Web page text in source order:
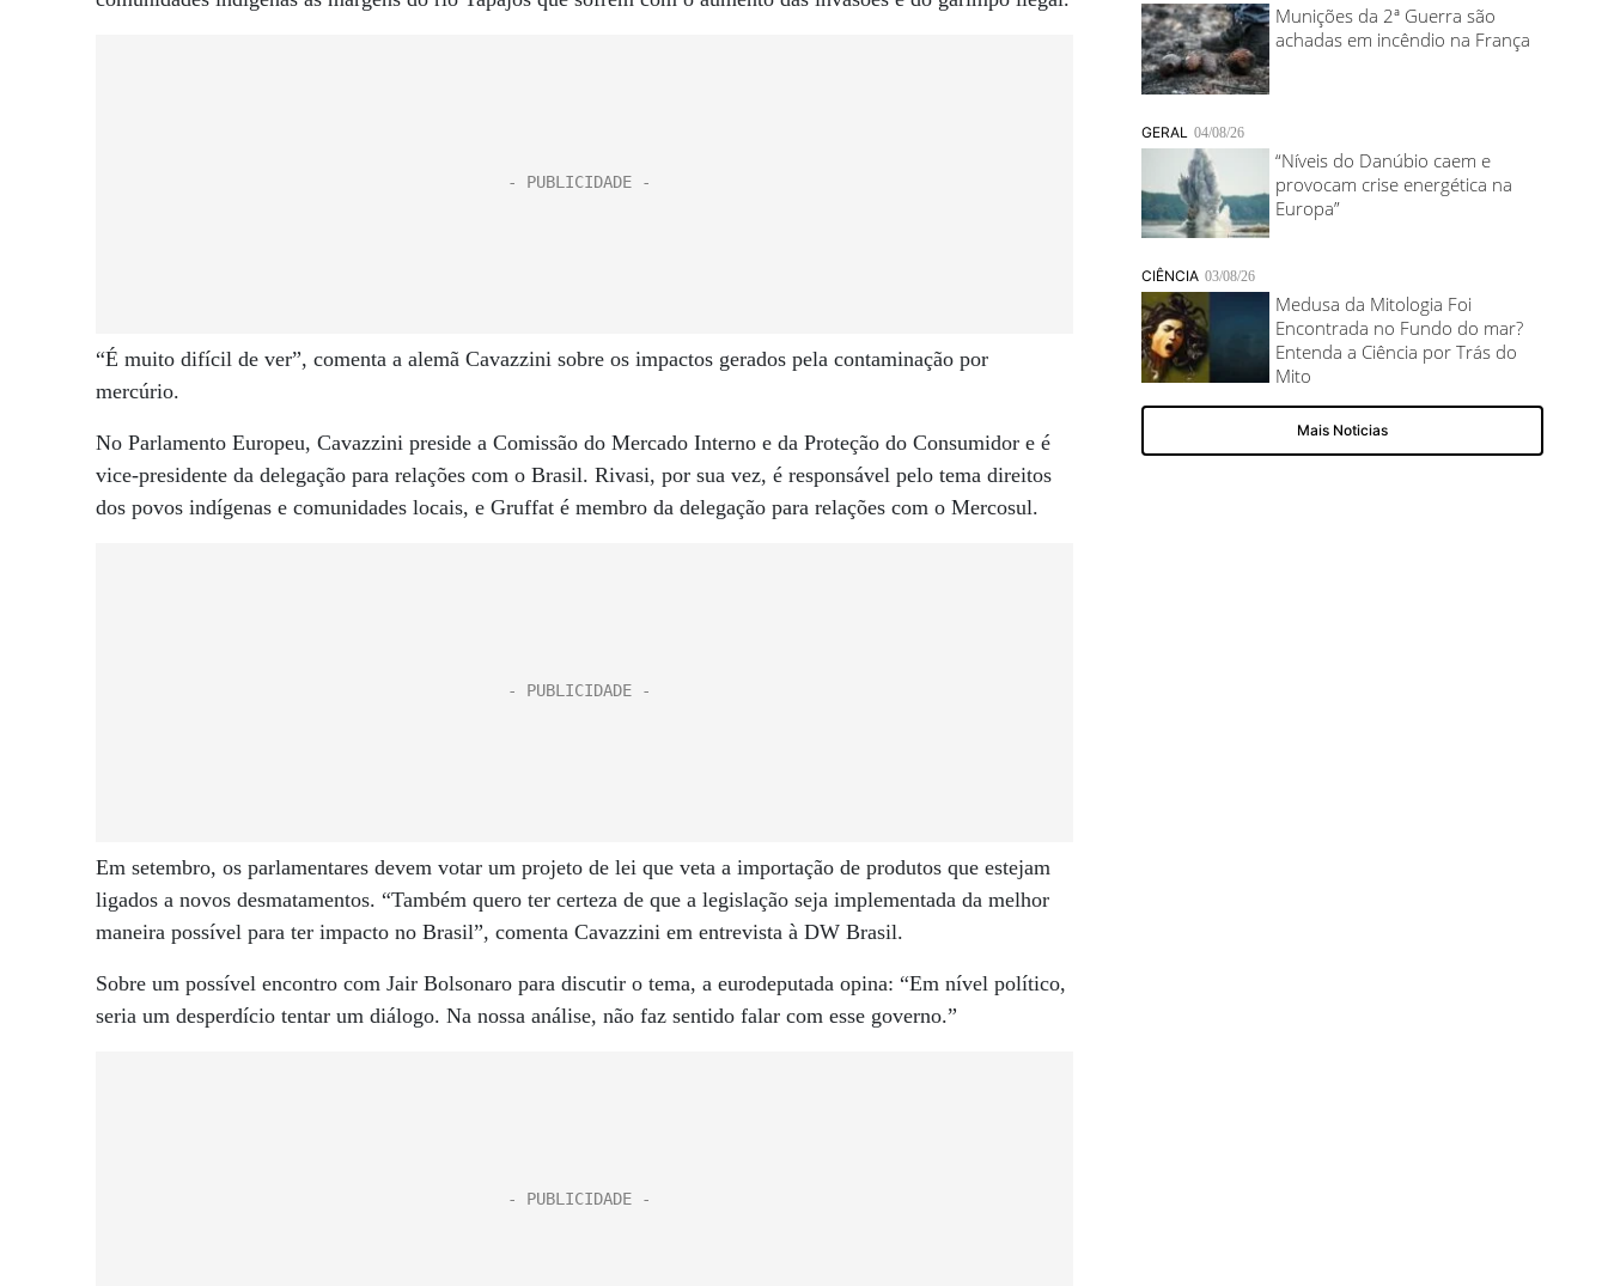
“É muito difícil de ver”, comenta a alemã Cavazzini sobre os impactos gerados pela contaminação por
mercúrio.
No Parlamento Europeu, Cavazzini preside a Comissão do Mercado Interno e da Proteção do Consumidor e é
vice-presidente da delegação para relações com o Brasil. Rivasi, por sua vez, é responsável pelo tema direitos
dos povos indígenas e comunidades locais, e Gruffat é membro da delegação para relações com o Mercosul.
Em setembro, os parlamentares devem votar um projeto de lei que veta a importação de produtos que estejam
ligados a novos desmatamentos. “Também quero ter certeza de que a legislação seja implementada da melhor
maneira possível para ter impacto no Brasil”, comenta Cavazzini em entrevista à DW Brasil.
Sobre um possível encontro com Jair Bolsonaro para discutir o tema, a eurodeputada opina: “Em nível político,
seria um desperdício tentar um diálogo. Na nossa análise, não faz sentido falar com esse governo.”